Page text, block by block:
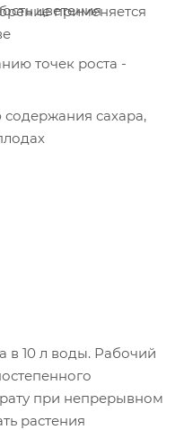
цветения
применяется
точек роста -
содержания сахара,
в 10 л воды. Рабочий
при непрерывном
растения